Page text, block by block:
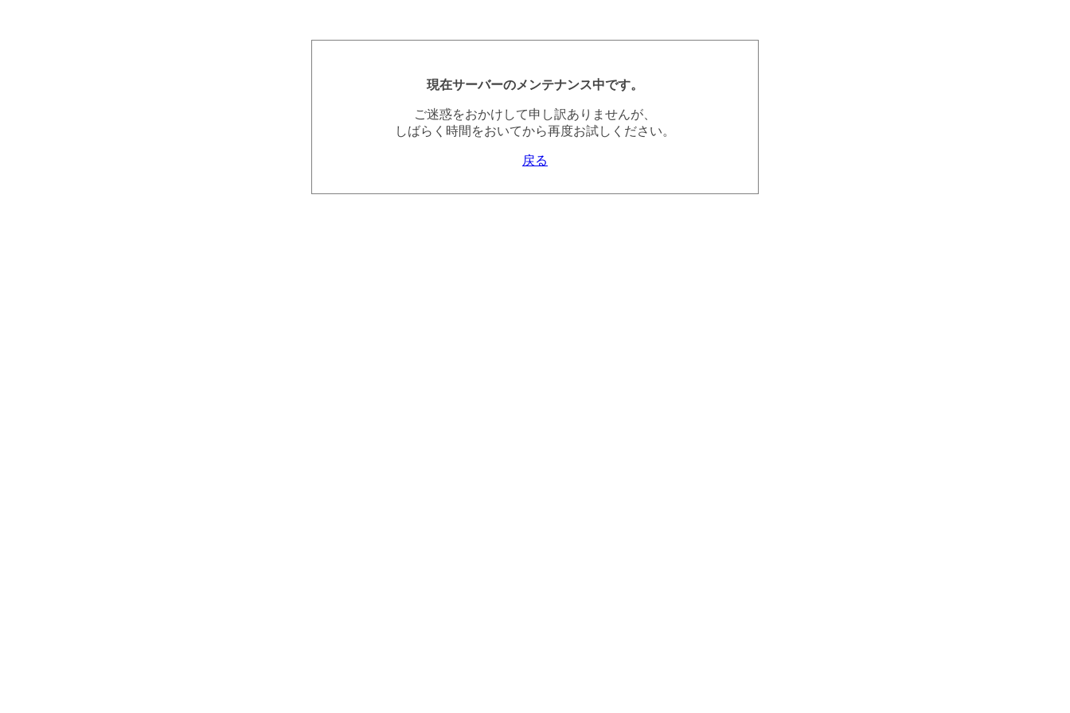
現在サーバーのメンテナンス中です。
ご迷惑をおかけして申し訳ありませんが、
しばらく時間をおいてから再度お試しください。
戻る